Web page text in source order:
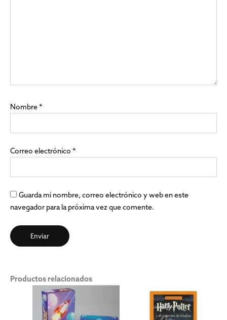
Nombre*
Correo electrónico *
Guarda mi nombre, correo electrónico y web en este
navegador para la próxima vez que comente.
Productos relacionados